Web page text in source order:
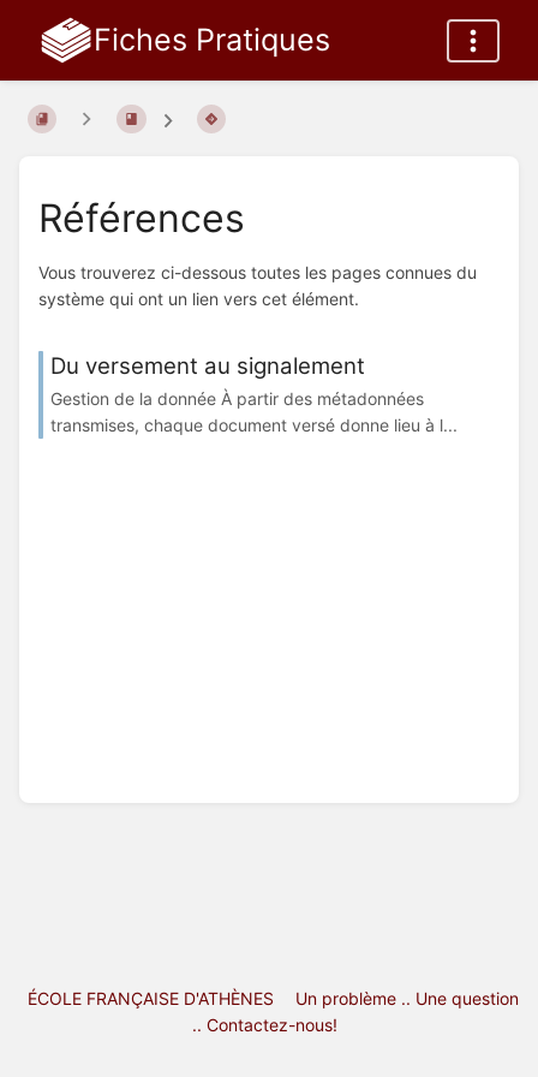
Fiches Pratiques
Références
Vous trouverez ci-dessous toutes les pages connues du
système qui ont un lien vers cet élément.
Du versement au signalement
Gestion de la donnée À partir des métadonnées
transmises, chaque document versé donne lieu à l...
ÉCOLE FRANÇAISE D'ATHÈNES
Un problème .. Une question
.. Contactez-nous!